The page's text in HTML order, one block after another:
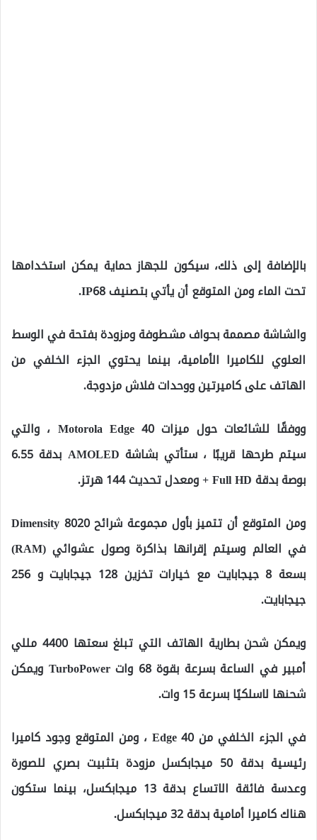
بالإضافة إلى ذلك، سيكون للجهاز حماية يمكن استخدامها
تحت الماء ومن المتوقع أن يأتي بتصنيف IP68.
والشاشة مصممة بحواف مشطوفة ومزودة بفتحة في الوسط
العلوي للكاميرا الأمامية، بينما يحتوي الجزء الخلفي من
الهاتف على كاميرتين ووحدات فلاش مزدوجة.
ووفقًا للشائعات حول ميزات Motorola Edge 40 ، والتي
سيتم طرحها قريبًا ، ستأتي بشاشة AMOLED بدقة 6.55
بوصة بدقة Full HD + ومعدل تحديث 144 هرتز.
ومن المتوقع أن تتميز بأول مجموعة شرائح Dimensity 8020
في العالم وسيتم إقرانها بذاكرة وصول عشوائي (RAM)
بسعة 8 جيجابايت مع خيارات تخزين 128 جيجابايت و 256
جيجابايت.
ويمكن شحن بطارية الهاتف التي تبلغ سعتها 4400 مللي
أمبير في الساعة بسرعة بقوة 68 وات TurboPower ويمكن
شحنها لاسلكيًا بسرعة 15 وات.
في الجزء الخلفي من Edge 40 ، ومن المتوقع وجود كاميرا
رئيسية بدقة 50 ميجابكسل مزودة بتثبيت بصري للصورة
وعدسة فائقة الاتساع بدقة 13 ميجابكسل، بينما ستكون
هناك كاميرا أمامية بدقة 32 ميجابكسل.